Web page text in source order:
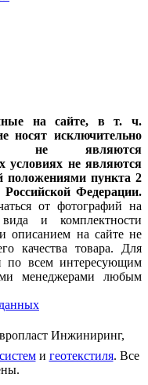
на сайте, в т. ч.
носят исключительно
не являются
не являются
положениями пункта 2
Российской Федерации.
от фотографий на
и комплектности
описанием на сайте не
качества товара. Для
по всем интересующим
менеджерами любым
Инжиниринг,
системи геотекстиля. Все